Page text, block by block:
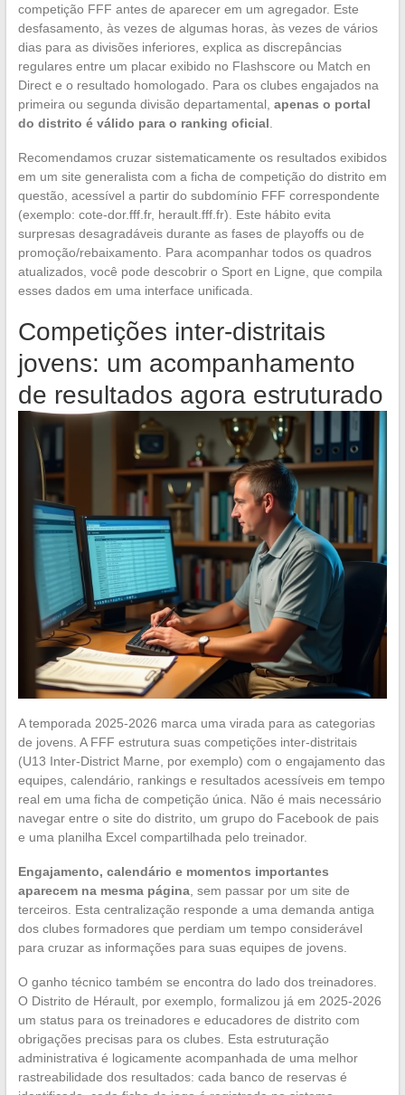
competição FFF antes de aparecer em um agregador. Este
desfasamento, às vezes de algumas horas, às vezes de vários
dias para as divisões inferiores, explica as discrepâncias
regulares entre um placar exibido no Flashscore ou Match en
Direct e o resultado homologado. Para os clubes engajados na
primeira ou segunda divisão departamental, apenas o portal
do distrito é válido para o ranking oficial
Recomendamos cruzar sistematicamente os resultados exibidos
em um site generalista com a ficha de competição do distrito em
questão, acessível a partir do subdomínio FFF correspondente
(exemplo: cote-dor.fff.fr, herault.fff.fr). Este hábito evita
surpresas desagradáveis durante as fases de playoffs ou de
promoção/rebaixamento. Para acompanhar todos os quadros
atualizados, você pode descobrir o Sport en Ligne, que compila
esses dados em uma interface unificada.
Competições inter-distritais
jovens: um acompanhamento
de resultados agora estruturado
A temporada 2025-2026 marca uma virada para as categorias
de jovens. A FFF estrutura suas competições inter-distritais
(U13 Inter-District Marne, por exemplo) com o engajamento das
equipes, calendário, rankings e resultados acessíveis em tempo
real em uma ficha de competição única. Não é mais necessário
navegar entre o site do distrito, um grupo do Facebook de pais
e uma planilha Excel compartilhada pelo treinador.
Engajamento, calendário e momentos importantes
aparecem na mesma página, sem passar por um site de
terceiros. Esta centralização responde a uma demanda antiga
dos clubes formadores que perdiam um tempo considerável
para cruzar as informações para suas equipes de jovens.
O ganho técnico também se encontra do lado dos treinadores.
O Distrito de Hérault, por exemplo, formalizou já em 2025-2026
um status para os treinadores e educadores de distrito com
obrigações precisas para os clubes. Esta estruturação
administrativa é logicamente acompanhada de uma melhor
rastreabilidade dos resultados: cada banco de reservas é